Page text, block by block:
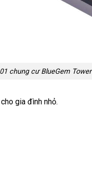
chung cư BlueGem Tower
gia đình nhỏ.